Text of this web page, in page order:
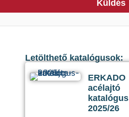
Küldés
Letölthető katalógusok:
ERKADO
acélajtó
katalógus
2025/26